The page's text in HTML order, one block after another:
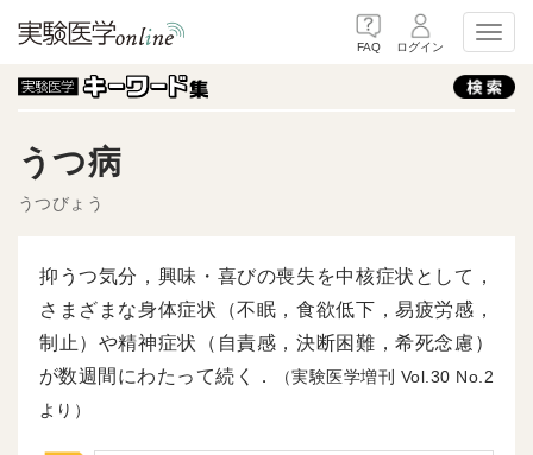
FAQ ログイン
うつ病
うつびょう
抑うつ気分，興味・喜びの喪失を中核症状として，
さまざまな身体症状（不眠，食欲低下，易疲労感，
制止）や精神症状（自責感，決断困難，希死念慮）
が数週間にわたって続く．
（実験医学増刊 30
2
より）